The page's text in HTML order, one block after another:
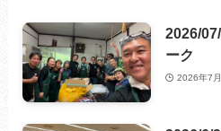
2026/
ーク
2026年7